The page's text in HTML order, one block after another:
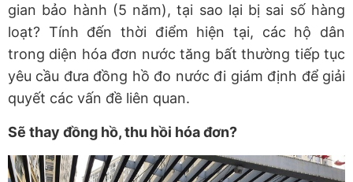
gian bảo hành (5 năm), tại sao lại bị sai số hàng
loạt? Tính đến thời điểm hiện tại, các hộ dân
trong diện hóa đơn nước tăng bất thường tiếp tục
yêu cầu đưa đồng hồ đo nước đi giám định để giải
quyết các vấn đề liên quan.
Sẽ thay đồng hồ, thu hồi hóa đơn?